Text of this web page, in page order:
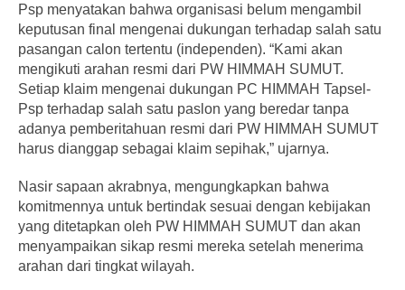
Psp menyatakan bahwa organisasi belum mengambil
keputusan final mengenai dukungan terhadap salah satu
pasangan calon tertentu (independen). “Kami akan
mengikuti arahan resmi dari PW HIMMAH SUMUT.
Setiap klaim mengenai dukungan PC HIMMAH Tapsel-
Psp terhadap salah satu paslon yang beredar tanpa
adanya pemberitahuan resmi dari PW HIMMAH SUMUT
harus dianggap sebagai klaim sepihak,” ujarnya.
Nasir sapaan akrabnya, mengungkapkan bahwa
komitmennya untuk bertindak sesuai dengan kebijakan
yang ditetapkan oleh PW HIMMAH SUMUT dan akan
menyampaikan sikap resmi mereka setelah menerima
arahan dari tingkat wilayah.